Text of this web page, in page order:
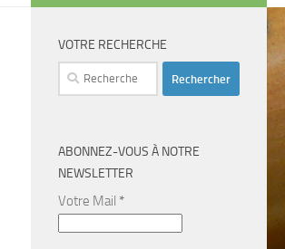
VOTRE RECHERCHE
Rechercher :
ABONNEZ-VOUS À NOTRE
NEWSLETTER
Votre Mail *